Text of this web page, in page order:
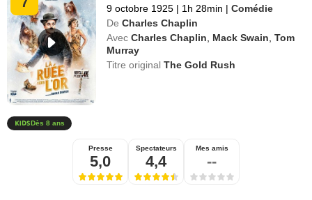
9 octobre 1925 | 1h 28min | Comédie
De Charles Chaplin
Avec Charles Chaplin Mack Swain ,Tom
Murray
Titre originalThe Gold Rush
Dès 8 ans
Presse
5,0
Spectateurs
4,4
Mes amis
--